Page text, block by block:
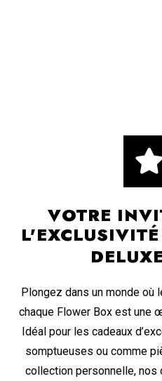
VOTRE
DELUXE
Plongez dans un monde où
chaque Flower Box est une
Idéal pour les cadeaux
somptueuses ou comme
collection personnelle,